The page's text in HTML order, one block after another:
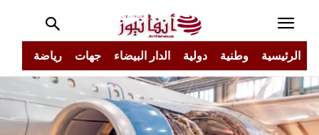
الرئيسية وطنية دولية الدار البيضاء جهات رياضة